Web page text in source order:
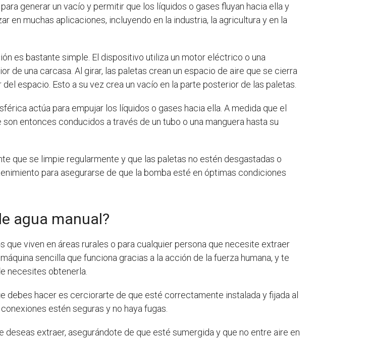
generar un vacío y permitir que los líquidos o gases fluyan hacia ella y
en muchas aplicaciones, incluyendo en la industria, la agricultura y en la
es bastante simple. El dispositivo utiliza un motor eléctrico o una
de una carcasa. Al girar, las paletas crean un espacio de aire que se cierra
espacio. Esto a su vez crea un vacío en la parte posterior de las paletas.
actúa para empujar los líquidos o gases hacia ella. A medida que el
entonces conducidos a través de un tubo o una manguera hasta su
que se limpie regularmente y que las paletas no estén desgastadas o
para asegurarse de que la bomba esté en óptimas condiciones
agua manual?
que viven en áreas rurales o para cualquier persona que necesite extraer
sencilla que funciona gracias a la acción de la fuerza humana, y te
necesites obtenerla.
debes hacer es cerciorarte de que esté correctamente instalada y fijada al
estén seguras y no haya fugas.
deseas extraer, asegurándote de que esté sumergida y que no entre aire en